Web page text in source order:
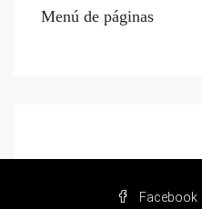
Menú de páginas
Facebook